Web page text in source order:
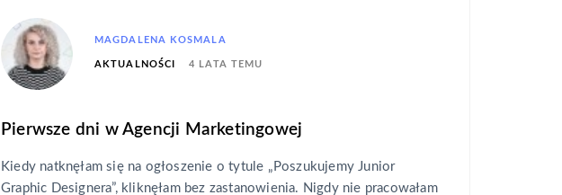
MAGDALENA KOSMALA
AKTUALNOŚCI 4 LATA TEMU
Pierwsze dni w Agencji Marketingowej
Kiedy natknęłam się na ogłoszenie o tytule „Poszukujemy Junior
Graphic Designera”, kliknęłam bez zastanowienia. Nigdy nie pracowałam